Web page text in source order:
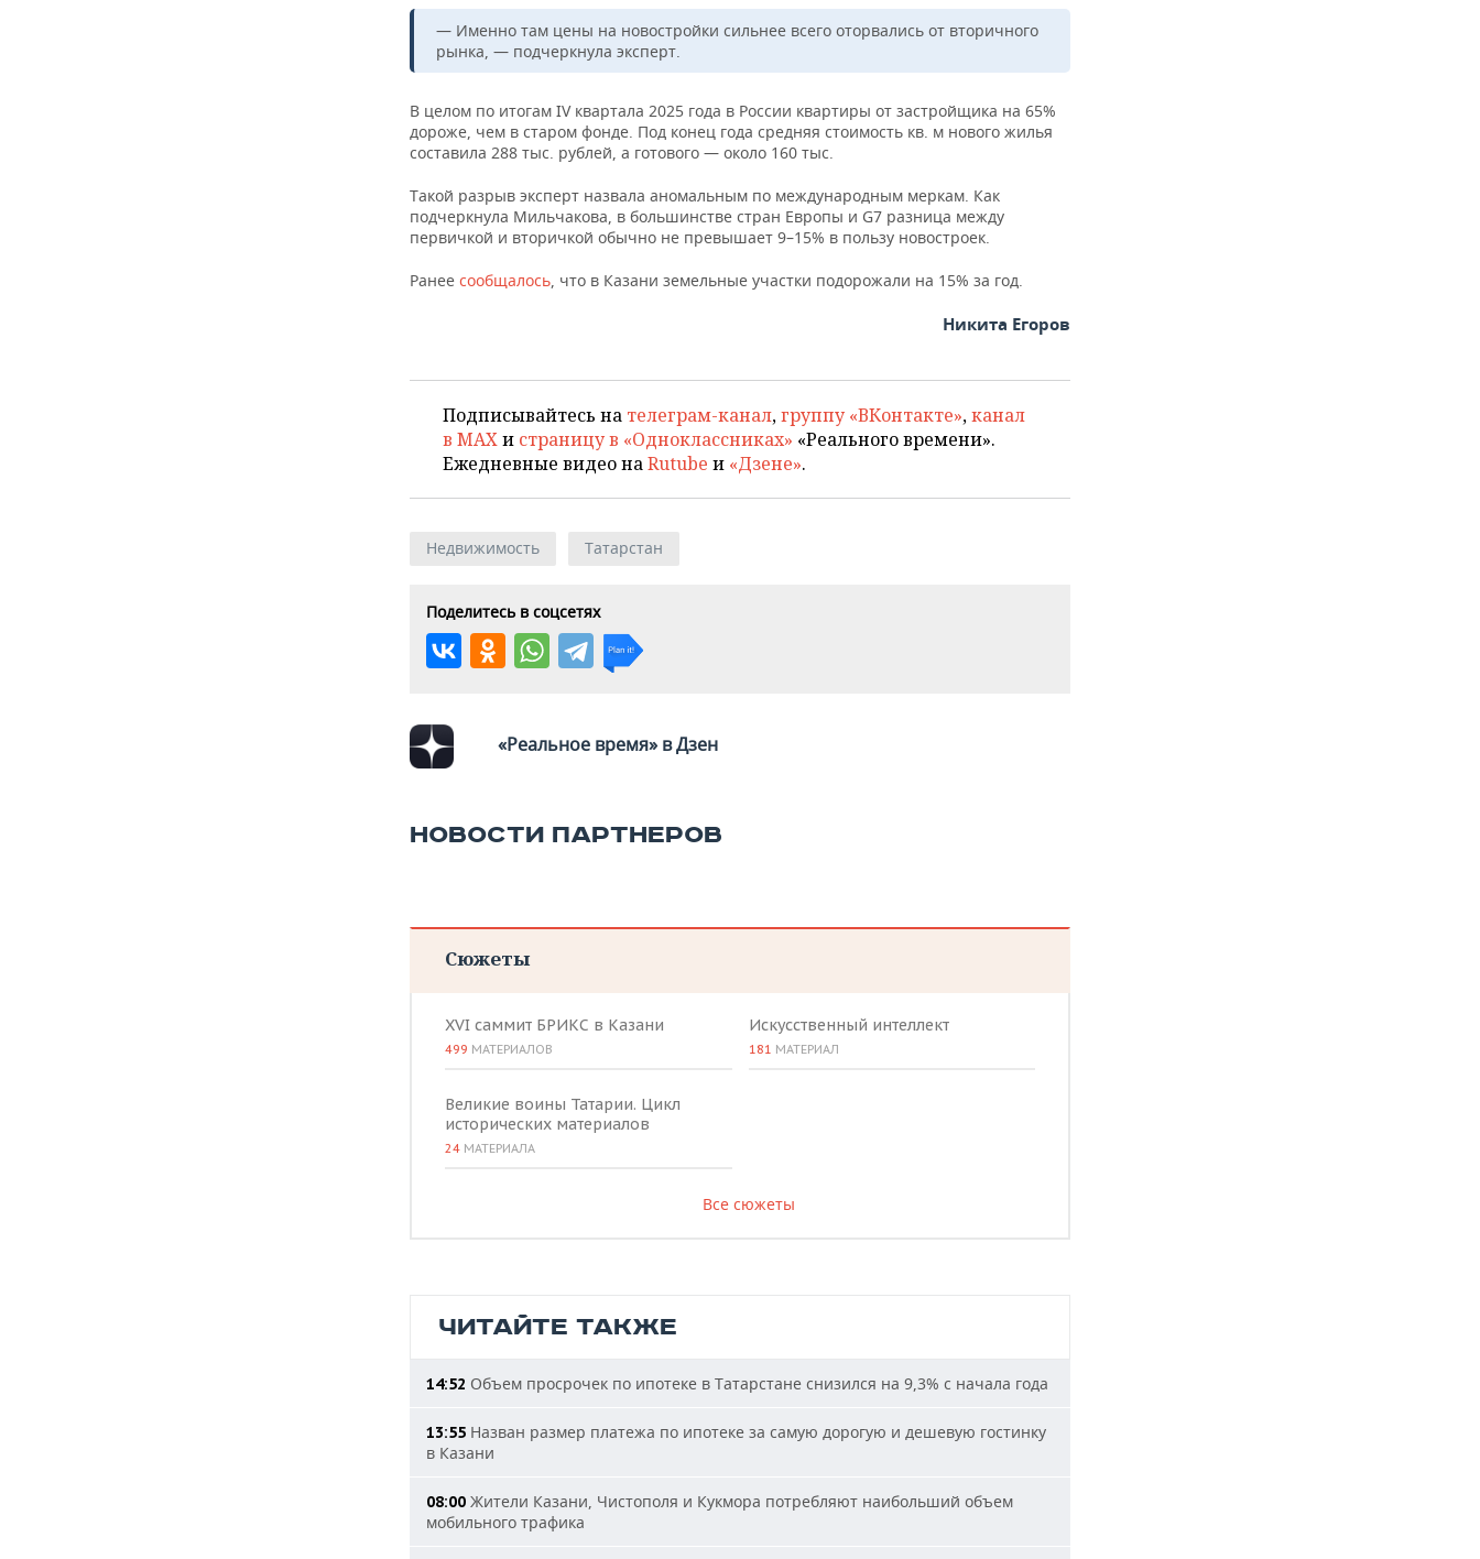
— Именно там цены на новостройки сильнее всего оторвались от вторичного
рынка, — подчеркнула эксперт.
В целом по итогам IV квартала 2025 года в России квартиры от застройщика на 65%
дороже, чем в старом фонде. Под конец года средняя стоимость кв. м нового жилья
составила 288 тыс. рублей, а готового — около 160 тыс.
Такой разрыв эксперт назвала аномальным по международным меркам. Как
подчеркнула Мильчакова, в большинстве стран Европы и G7 разница между
первичкой и вторичкой обычно не превышает 9–15% в пользу новостроек.
Ранее сообщалось, что в Казани земельные участки подорожали на 15% за год.
Никита Егоров
Подписывайтесь на телеграм-канал,группу «ВКонтакте»,канал
в MAXи страницу в «Одноклассниках» «Реального времени».
Ежедневные видео наRutube и «Дзене».
Недвижимость Татарстан
Поделитесь в соцсетях
«Реальное время» в Дзен
НОВОСТИ ПАРТНЕРОВ
Сюжеты
XVI саммит БРИКС в Казани
499 МАТЕРИАЛОВ
Великие воины Татарии. Цикл
исторических материалов
24 МАТЕРИАЛА
Искусственный интеллект
181 МАТЕРИАЛ
Все сюжеты
ЧИТАЙТЕ ТАКЖЕ
14:52 Объем просрочек по ипотеке в Татарстане снизился на 9,3% с начала года
13:55 Назван размер платежа по ипотеке за самую дорогую и дешевую гостинку
в Казани
08:00 Жители Казани, Чистополя и Кукмора потребляют наибольший объем
мобильного трафика